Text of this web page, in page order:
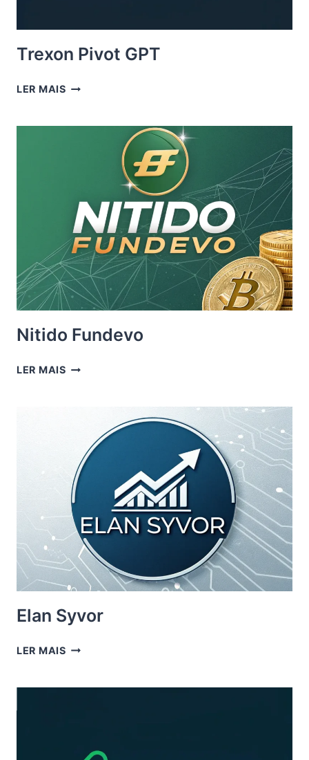
Trexon Pivot GPT
LER MAISTREXON
Nitido Fundevo
LER MAISNITIDO
Elan Syvor
LER MAISELAN